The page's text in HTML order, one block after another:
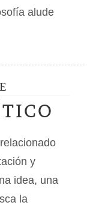
alude
y
idea, una
la